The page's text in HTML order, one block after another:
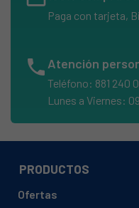
CORBERO,
ELECTROLUX,
ELECTROLUX,
ELECTROLUX,
ELECTROLUX,
Paga con tarjeta,
phone Atención
Teléfono: 881 240
Lunes a Viernes:
PRODUCTOS
Ofertas